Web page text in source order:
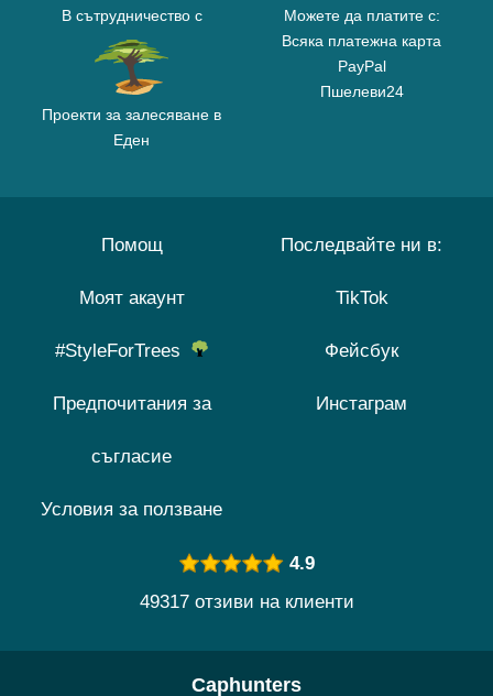
В сътрудничество с
Проекти за залесяване в
Еден
Можете да платите с:
Всяка платежна карта
PayPal
Пшелеви24
Помощ
Моят акаунт
#StyleForTrees
Предпочитания за
съгласие
Условия за ползване
Последвайте ни в:
TikTok
Фейсбук
Инстаграм
4.9
49317 отзиви на клиенти
Caphunters